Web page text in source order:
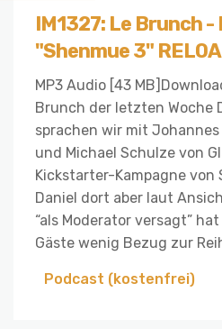
IM1327: Le Brunch -
"Shenmue 3"
MP3 Audio [43
Brunch der letzten Woche
sprachen wir mit
und Michael Schulze von
Kickstarter-Kampagne von
Daniel dort aber laut
“als Moderator versagt”
Gäste wenig Bezug zur
Podcast (kostenfrei)